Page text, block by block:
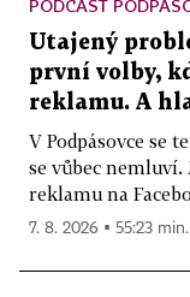
PODCAST
Utajený
první volby,
reklamu. A
V Podpásovce se
se vůbec
reklamu na
7. 8. 2026 ▪ 55:23 min.